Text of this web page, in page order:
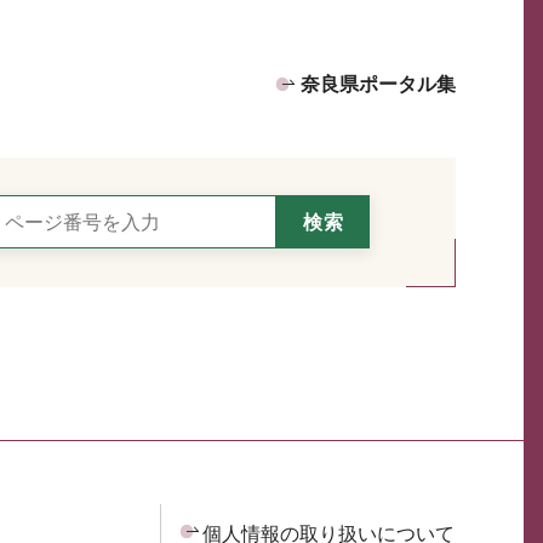
奈良県ポータル集
個人情報の取り扱いについて